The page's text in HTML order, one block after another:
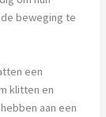
beweging te
een
klitten en
aan een